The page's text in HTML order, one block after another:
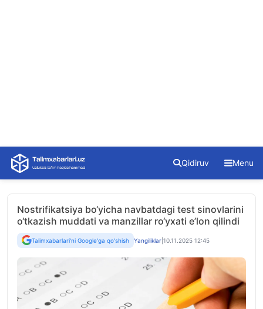
Skip
content
Qidiruv Menu
Nostrifikatsiya bo‘yicha navbatdagi test sinovlarini
o‘tkazish muddati va manzillar ro‘yxati e’lon qilindi
Talimxabarlari'ni Google'ga qo'shish Yangiliklar 10.11.2025 12:45